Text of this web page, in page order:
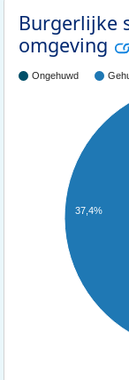
Burgerlijke
omgeving
Ongehuwd
37,4%